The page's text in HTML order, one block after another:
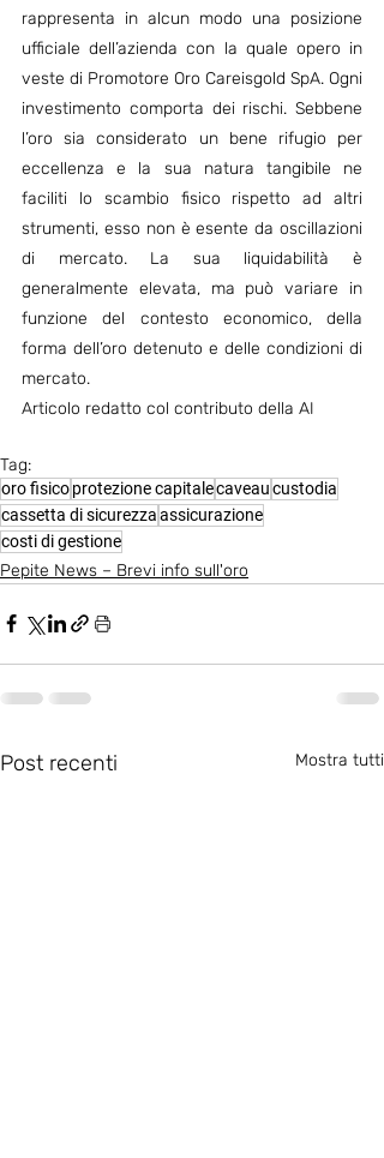
rappresenta in alcun modo una posizione
ufficiale dell’azienda con la quale opero in
veste di Promotore Oro Careisgold SpA. Ogni
investimento comporta dei rischi. Sebbene
l’oro sia considerato un bene rifugio per
eccellenza e la sua natura tangibile ne
faciliti lo scambio fisico rispetto ad altri
strumenti, esso non è esente da oscillazioni
di mercato. La sua liquidabilità è
generalmente elevata, ma può variare in
funzione del contesto economico, della
forma dell’oro detenuto e delle condizioni di
mercato.
Articolo redatto col contributo della AI
Tag:
oro fisicoprotezione capitalecaveaucustodia
cassetta di sicurezzaassicurazione
costi di gestione
Pepite News – Brevi info sull'oro
Post recenti Mostra tutti